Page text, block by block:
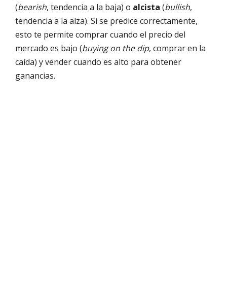
(bearish, tendencia a la baja) o alcista (bullish,
tendencia a la alza). Si se predice correctamente,
esto te permite comprar cuando el precio del
mercado es bajo (buying on the dip, comprar en la
caída) y vender cuando es alto para obtener
ganancias.